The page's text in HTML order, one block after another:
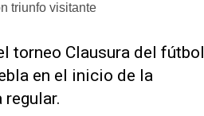
triunfo visitante
torneo Clausura del fútbol
en el inicio de la